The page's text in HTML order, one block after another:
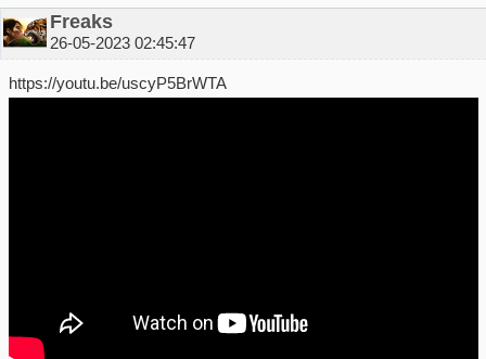
Freaks
26-05-2023 02:45:47
https://youtu.be/uscyP5BrWTA